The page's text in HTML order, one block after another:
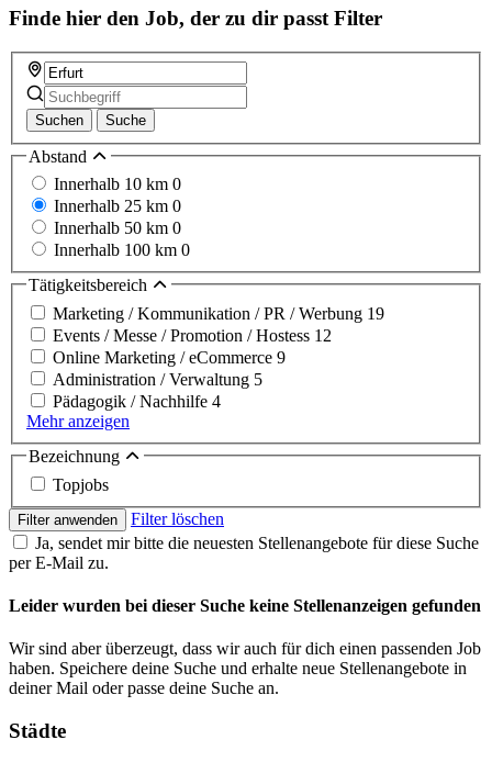
Finde hier den Job, der zu dir passt Filter
Suchen Suche
Abstand
Innerhalb 10 km 0
Innerhalb 25 km 0
Innerhalb 50 km 0
Innerhalb 100 km 0
Tätigkeitsbereich
Marketing / Kommunikation / PR / Werbung 19
Events / Messe / Promotion / Hostess 12
Online Marketing / eCommerce 9
Administration / Verwaltung 5
Pädagogik / Nachhilfe 4
Mehr anzeigen
Bezeichnung
Topjobs
Filter anwenden
Filter löschen
Ja, sendet mir bitte die neuesten Stellenangebote für diese Suche
per E-Mail zu.
Leider wurden bei dieser Suche keine Stellenanzeigen gefunden
Wir sind aber überzeugt, dass wir auch für dich einen passenden Job
haben. Speichere deine Suche und erhalte neue Stellenangebote in
deiner Mail oder passe deine Suche an.
Städte